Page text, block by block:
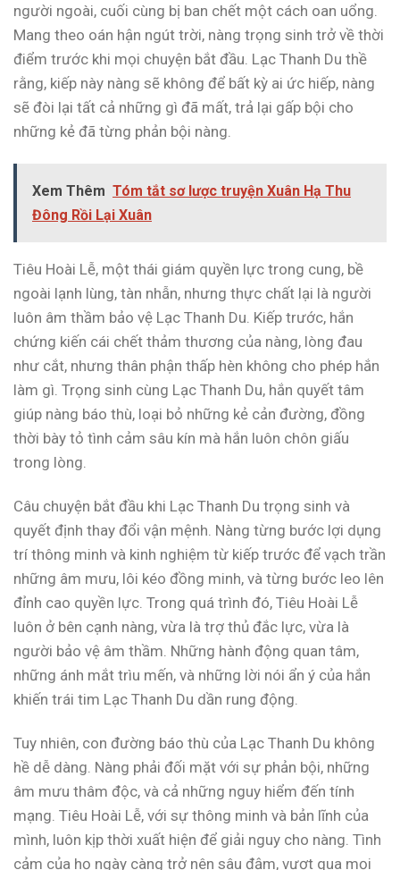
người ngoài, cuối cùng bị ban chết một cách oan uổng.
Mang theo oán hận ngút trời, nàng trọng sinh trở về thời
điểm trước khi mọi chuyện bắt đầu. Lạc Thanh Du thề
rằng, kiếp này nàng sẽ không để bất kỳ ai ức hiếp, nàng
sẽ đòi lại tất cả những gì đã mất, trả lại gấp bội cho
những kẻ đã từng phản bội nàng.
Xem Thêm Tóm tắt sơ lược truyện Xuân Hạ Thu
Đông Rồi Lại Xuân
Tiêu Hoài Lễ, một thái giám quyền lực trong cung, bề
ngoài lạnh lùng, tàn nhẫn, nhưng thực chất lại là người
luôn âm thầm bảo vệ Lạc Thanh Du. Kiếp trước, hắn
chứng kiến cái chết thảm thương của nàng, lòng đau
như cắt, nhưng thân phận thấp hèn không cho phép hắn
làm gì. Trọng sinh cùng Lạc Thanh Du, hắn quyết tâm
giúp nàng báo thù, loại bỏ những kẻ cản đường, đồng
thời bày tỏ tình cảm sâu kín mà hắn luôn chôn giấu
trong lòng.
Câu chuyện bắt đầu khi Lạc Thanh Du trọng sinh và
quyết định thay đổi vận mệnh. Nàng từng bước lợi dụng
trí thông minh và kinh nghiệm từ kiếp trước để vạch trần
những âm mưu, lôi kéo đồng minh, và từng bước leo lên
đỉnh cao quyền lực. Trong quá trình đó, Tiêu Hoài Lễ
luôn ở bên cạnh nàng, vừa là trợ thủ đắc lực, vừa là
người bảo vệ âm thầm. Những hành động quan tâm,
những ánh mắt trìu mến, và những lời nói ẩn ý của hắn
khiến trái tim Lạc Thanh Du dần rung động.
Tuy nhiên, con đường báo thù của Lạc Thanh Du không
hề dễ dàng. Nàng phải đối mặt với sự phản bội, những
âm mưu thâm độc, và cả những nguy hiểm đến tính
mạng. Tiêu Hoài Lễ, với sự thông minh và bản lĩnh của
mình, luôn kịp thời xuất hiện để giải nguy cho nàng. Tình
cảm của họ ngày càng trở nên sâu đậm, vượt qua mọi